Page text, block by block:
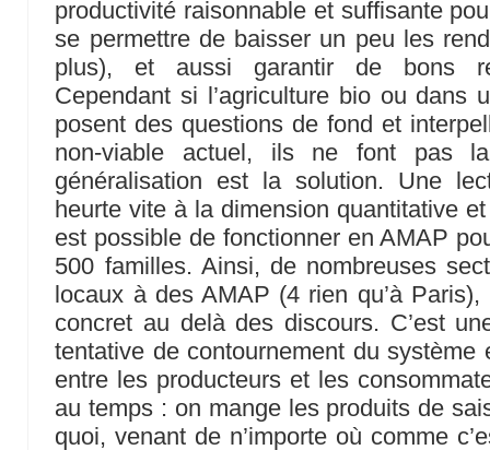
productivité raisonnable et suffisante
se permettre de baisser un peu les
plus), et aussi garantir de bons
Cependant si l’agriculture bio ou dans
posent des questions de fond et
non-viable actuel, ils ne font pas
généralisation est la solution. Une
heurte vite à la dimension quantitative
est possible de fonctionner en AMAP
500 familles. Ainsi, de nombreuses
locaux à des AMAP (4 rien qu’à
concret au delà des discours. C’est
tentative de contournement du
entre les producteurs et les
au temps : on mange les produits de
quoi, venant de n’importe où comme